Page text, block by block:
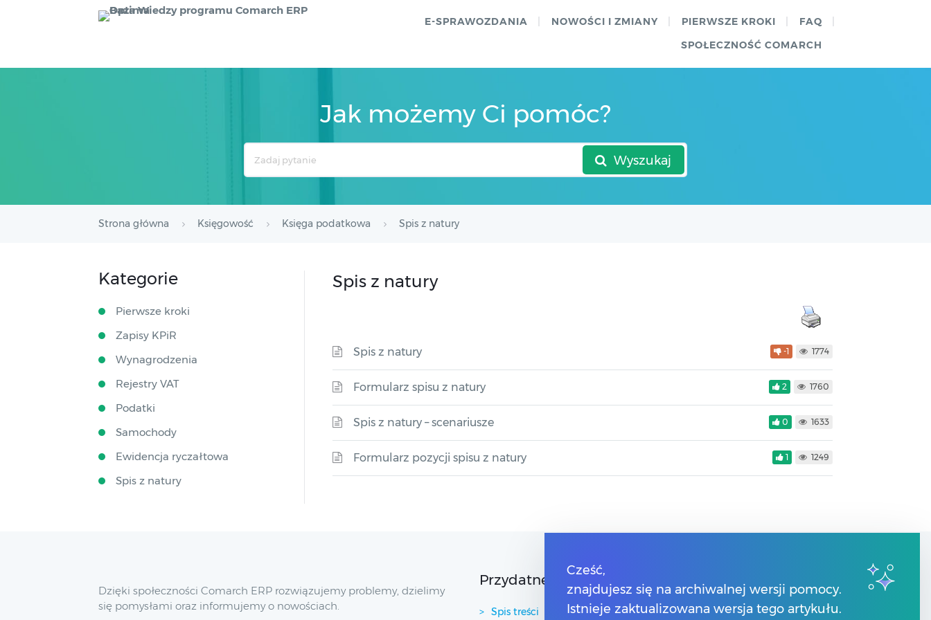
E-SPRAWOZDANIA NOWOŚCI I ZMIANY PIERWSZE KROKI
FAQ
SPOŁECZNOŚĆ COMARCH
Jak możemy Ci pomóc?
Wyszukaj
Strona główna Księgowość Księga podatkowa Spis z natury
Spis z natury
Spis z natury -1 1774
Formularz spisu z natury 2 1760
Spis z natury – scenariusze 0 1633
Formularz pozycji spisu z natury 1 1249
Kategorie
Pierwsze kroki
Zapisy KPiR
Wynagrodzenia
Rejestry VAT
Podatki
Samochody
Ewidencja ryczałtowa
Spis z natury
Dzięki społeczności Comarch ERP rozwiązujemy problemy, dzielimy
się pomysłami oraz informujemy o nowościach.
Przydatne linki
Spis treści
Kontakt
Znajdź Partnera Comarch
Cześć,
znajdujesz się na archiwalnej wersji pomocy.
Istnieje zaktualizowana wersja tego artykułu.